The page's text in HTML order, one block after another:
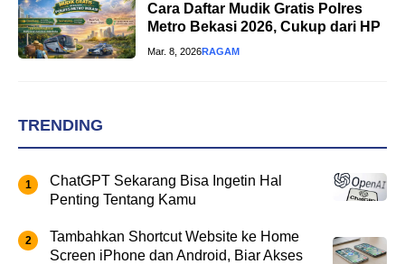
Cara Daftar Mudik Gratis Polres
Metro Bekasi 2026, Cukup dari HP
Mar. 8, 2026RAGAM
TRENDING
ChatGPT Sekarang Bisa Ingetin Hal
Penting Tentang Kamu
Tambahkan Shortcut Website ke Home
Screen iPhone dan Android, Biar Akses